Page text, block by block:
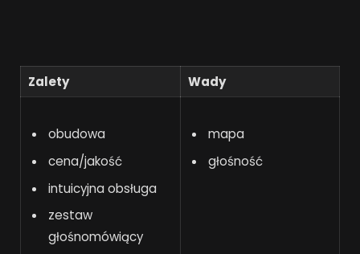
Zalety Wady
obudowa
cena/jakość
intuicyjna obsługa
zestaw
głośnomówiący
mapa
głośność